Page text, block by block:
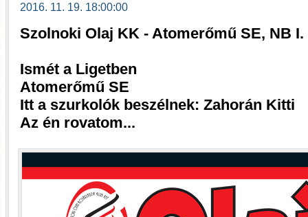
2016. 11. 19. 18:00:00
Szolnoki Olaj KK - Atomerőmű SE, NB
Ismét a Ligetben
Atomerőmű SE
Itt a szurkolók beszélnek: Zahorán Kitti
Az én rovatom...